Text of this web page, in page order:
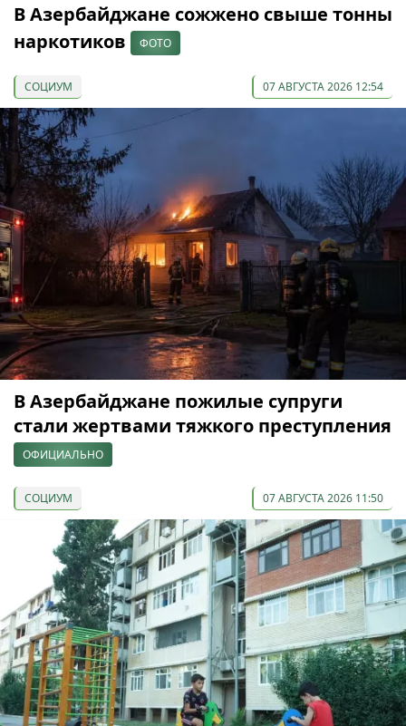
В Азербайджане сожжено свыше тонны
наркотиков
ФОТО
СОЦИУМ 07 АВГУСТА 2026 12:54
В Азербайджане пожилые супруги
стали жертвами тяжкого преступления
ОФИЦИАЛЬНО
СОЦИУМ 07 АВГУСТА 2026 11:50